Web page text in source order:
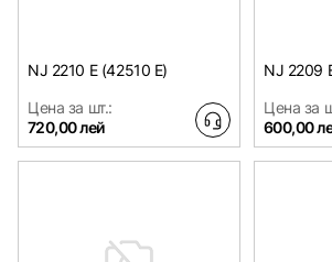
NJ 2210 E (42510 E)
Цена за шт.:
720,00 лей
NJ 2209
Цена за
600,00